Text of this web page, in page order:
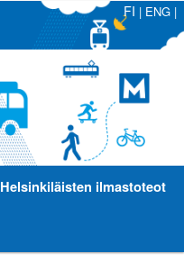
FI | ENG|
Helsinkiläisten ilmastoteot